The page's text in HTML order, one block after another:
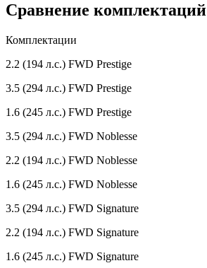
Сравнение комплектаций
Комплектации
2.2 (194 л.с.) FWD Prestige
3.5 (294 л.с.) FWD Prestige
1.6 (245 л.с.) FWD Prestige
3.5 (294 л.с.) FWD Noblesse
2.2 (194 л.с.) FWD Noblesse
1.6 (245 л.с.) FWD Noblesse
3.5 (294 л.с.) FWD Signature
2.2 (194 л.с.) FWD Signature
1.6 (245 л.с.) FWD Signature